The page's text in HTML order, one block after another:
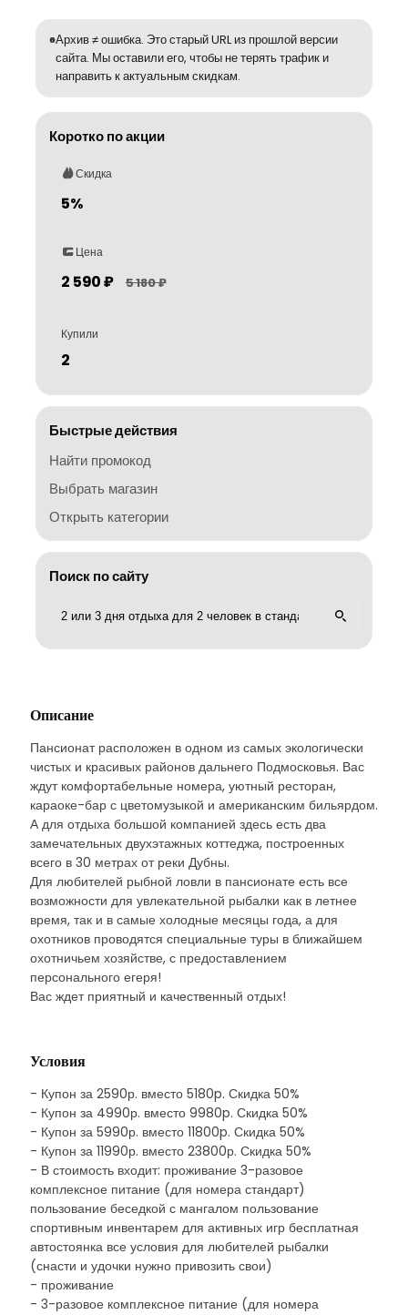
Архив ≠ ошибка. Это старый URL из прошлой версии
сайта. Мы оставили его, чтобы не терять трафик и
направить к актуальным скидкам.
Коротко по акции
Скидка
5%
Цена
2 590 ₽ 5 180 ₽
Купили
2
Быстрые действия
Найти промокод
Выбрать магазин
Открыть категории
Поиск по сайту
Описание
Пансионат расположен в одном из самых экологически
чистых и красивых районов дальнего Подмосковья. Вас
ждут комфортабельные номера, уютный ресторан,
караоке-бар с цветомузыкой и американским бильярдом.
А для отдыха большой компанией здесь есть два
замечательных двухэтажных коттеджа, построенных
всего в 30 метрах от реки Дубны.
Для любителей рыбной ловли в пансионате есть все
возможности для увлекательной рыбалки как в летнее
время, так и в самые холодные месяцы года, а для
охотников проводятся специальные туры в ближайшем
охотничьем хозяйстве, с предоставлением
персонального егеря!
Вас ждет приятный и качественный отдых!
Условия
- Купон за 2590р. вместо 5180p. Скидка 50%
- Купон за 4990р. вместо 9980p. Скидка 50%
- Купон за 5990р. вместо 11800p. Скидка 50%
- Купон за 11990р. вместо 23800р. Скидка 50%
- В стоимость входит: проживание 3-разовое
комплексное питание (для номера стандарт)
пользование беседкой с мангалом пользование
спортивным инвентарем для активных игр бесплатная
автостоянка все условия для любителей рыбалки
(снасти и удочки нужно привозить свои)
- проживание
- 3-разовое комплексное питание (для номера